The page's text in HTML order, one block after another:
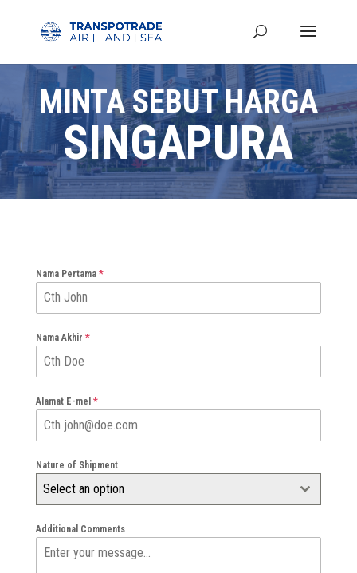
MINTA SEBUT HARGA
SINGAPURA
Nama Pertama *
Nama Akhir *
Alamat E-mel *
Nature of Shipment
Select an option
Additional Comments